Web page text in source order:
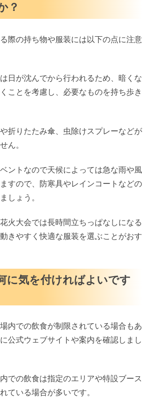
？
際の持ち物や服装には以下の点に注意
日が沈んでから行われるため、暗くな
ことを考慮し、必要なものを持ち歩き
折りたたみ傘、虫除けスプレーなどが
ん。
ントなので天候によっては急な雨や風
すので、防寒具やレインコートなどの
しょう。
火大会では長時間立ちっぱなしになる
きやすく快適な服装を選ぶことがおす
に気を付ければよいです
内での飲食が制限されている場合もあ
公式ウェブサイトや案内を確認しまし
での飲食は指定のエリアや特設ブース
ている場合が多いです。